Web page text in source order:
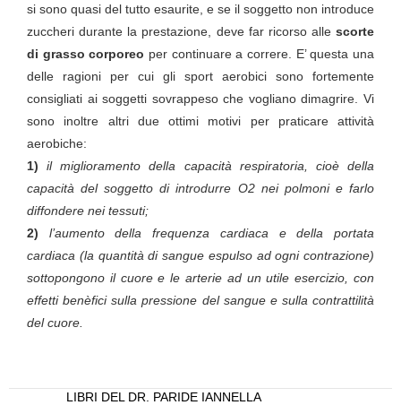
si sono quasi del tutto esaurite, e se il soggetto non introduce
zuccheri durante la prestazione, deve far ricorso alle scorte
di grasso corporeo per continuare a correre. E’ questa una
delle ragioni per cui gli sport aerobici sono fortemente
consigliati ai soggetti sovrappeso che vogliano dimagrire. Vi
sono inoltre altri due ottimi motivi per praticare attività
aerobiche:
1) il miglioramento della capacità respiratoria, cioè della
capacità del soggetto di introdurre O2 nei polmoni e farlo
diffondere nei tessuti;
2)
l’aumento della frequenza cardiaca e della portata
cardiaca (la quantità di sangue espulso ad ogni contrazione)
sottopongono il cuore e le arterie ad un utile esercizio, con
effetti benèfici sulla pressione del sangue e sulla contrattilità
del cuore.
LIBRI DEL DR. PARIDE IANNELLA